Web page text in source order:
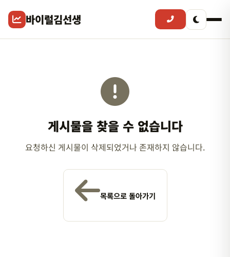
바이럴김선생
게시물을 찾을 수 없습니다
요청하신 게시물이 삭제되었거나 존재하지 않습니다.
목록으로 돌아가기